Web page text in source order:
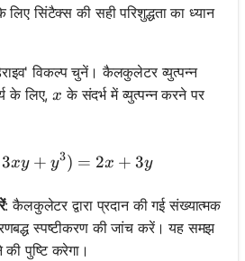
सिंटैक्स की सही परिशुद्धता का ध्यान
विकल्प चुनें। कैलकुलेटर व्युत्पन्न
के लिए,x
x के संदर्भ में व्युत्पन्न करने पर
\frac{\partial}{\partial
3xy + y3) = 2x + 3y
: कैलकुलेटर द्वारा प्रदान की गई संख्यात्मक
स्पष्टीकरण की जांच करें। यह समझ
पुष्टि करेगा।